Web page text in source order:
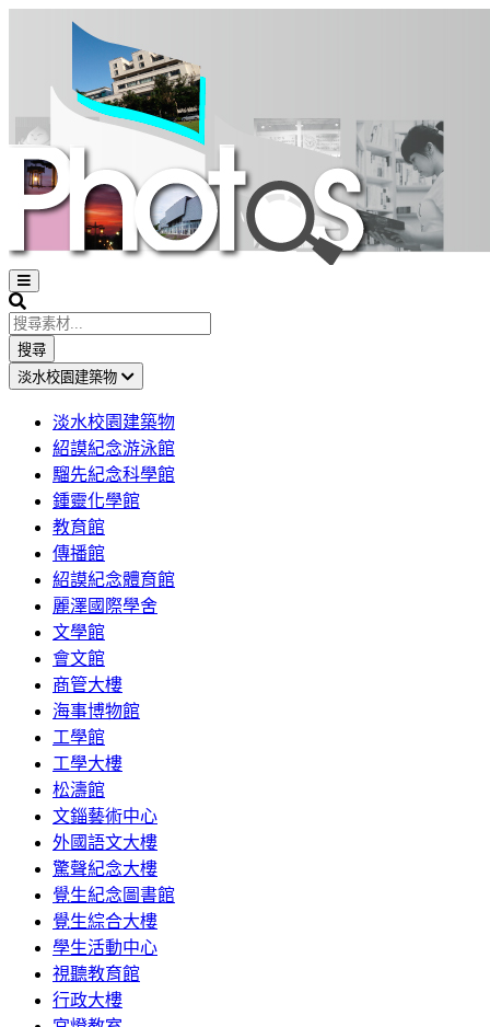
Open
sidebar
Search
搜尋
淡水校園建築物
淡水校園建築物
紹謨紀念游泳館
騮先紀念科學館
鍾靈化學館
教育館
傳播館
紹謨紀念體育館
麗澤國際學舍
文學館
會文館
商管大樓
海事博物館
工學館
工學大樓
松濤館
文錙藝術中心
外國語文大樓
驚聲紀念大樓
覺生紀念圖書館
覺生綜合大樓
學生活動中心
視聽教育館
行政大樓